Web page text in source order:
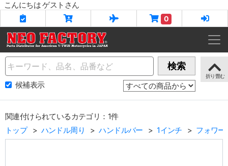
こんにちは ゲストさん
0
Name 検索
候補表示
関連付けられているカテゴリ：1件
トップ
ハンドル周り ハンドルバー 1インチ フォワー